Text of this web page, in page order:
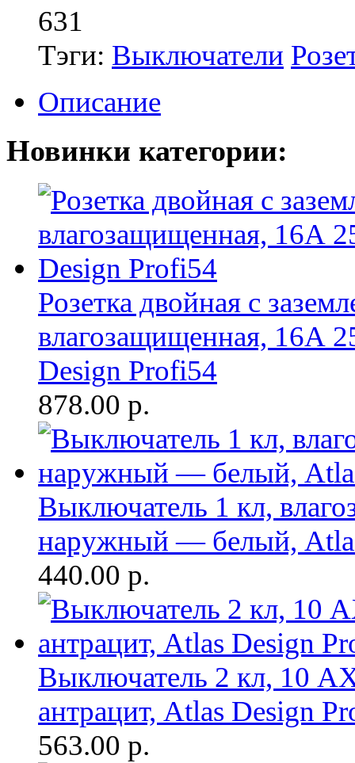
631
Тэги: Выключатели
Описание
Новинки категории:
Розетка двойная с
влагозащищенная, 16А
Design Profi54
878.00 р.
Выключатель 1 кл,
наружный — белый,
440.00 р.
Выключатель 2 кл, 10
антрацит, Atlas Design
563.00 р.